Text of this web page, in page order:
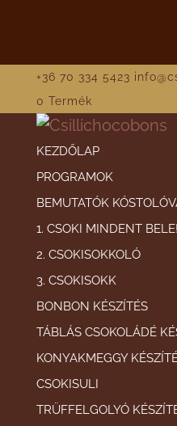
+36 70 334 5423
0 Termék
KEZDŐLAP
PROGRAMOK
BEMUTATÓK
1. CSOKI MINDENT BELE!
2. CSOKISOKKOLÓ
3. CSOKISOKK
BONBON KÉSZÍTÉS
TÁBLÁS CSOKOLÁDÉ
KONYAKMEGGY
CSOKISULI
TRÜFFELGOLYÓ